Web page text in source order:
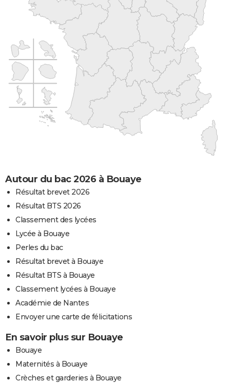
Autour du bac 2026 à Bouaye
Résultat brevet 2026
Résultat BTS 2026
Classement des lycées
Lycée à Bouaye
Perles du bac
Résultat brevet à Bouaye
Résultat BTS à Bouaye
Classement lycées à Bouaye
Académie de Nantes
Envoyer une carte de félicitations
En savoir plus sur Bouaye
Bouaye
Maternités à Bouaye
Crèches et garderies à Bouaye